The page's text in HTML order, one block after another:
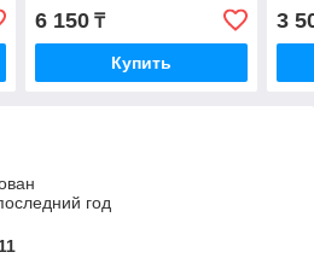
6 150₸
Купить
3
год